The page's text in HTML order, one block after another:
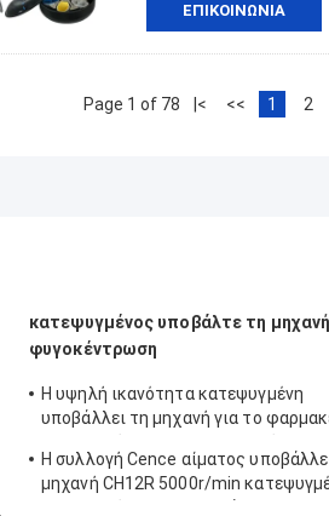
ΕΠΙΚΟΙΝΩΝΊΑ
Page 1 of 78 |< << 1 2
κατεψυγμένος υποβάλτε τη
φυγοκέντρωση
Η υψηλή ικανότητα κατεψυγμένη
υποβάλλει τη μηχανή για το
Η συλλογή Cence αίματος
μηχανή CH12R 5000r/min